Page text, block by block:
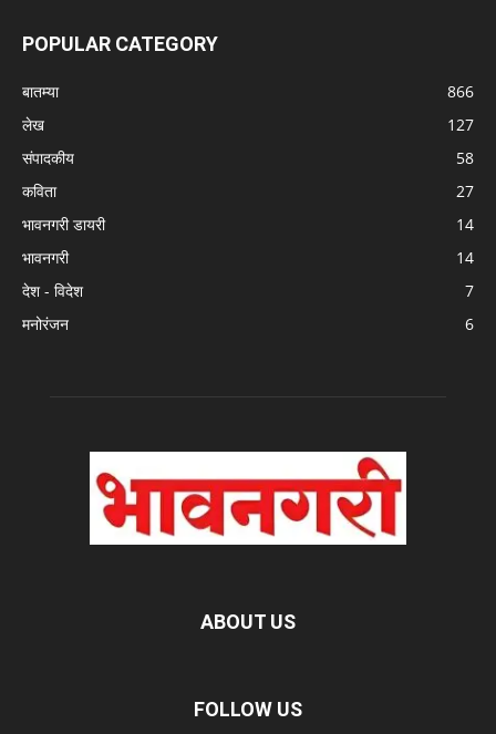
POPULAR CATEGORY
बातम्या
866
लेख
127
संपादकीय
58
कविता
27
भावनगरी डायरी
14
भावनगरी
14
देश - विदेश
7
मनोरंजन
6
ABOUT US
FOLLOW US